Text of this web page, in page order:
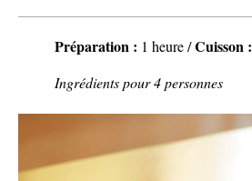
Préparation : 1 heure /Cuisson :
Ingrédients pour 4 personnes